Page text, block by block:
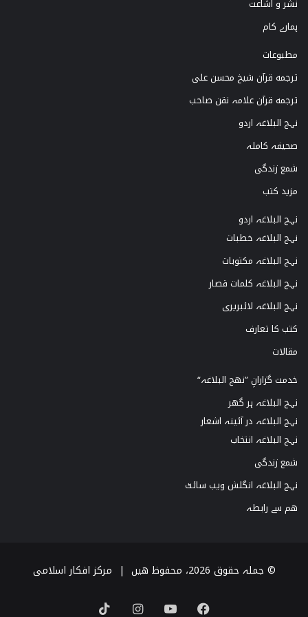
نشر و اشاعت
ہمارے کام
مطبوعات
ترجمه قرآن شیخ محسن علی
ترجمه قرآن علامہ نقن صاحب
نہج البلاغہ اردو
صحیفہ کاملہ
شمع زندگی
مزید کتب
نہج البلاغہ اردو
نہج البلاغہ خطبات
نہج البلاغہ مکتوبات
نہج البلاغہ کلمات قصار
نہج البلاغہ لائبریری
کتب کا تعارف
مقالات
خدمت گزارانِ ”نھج البلاغہ“
نہج البلاغہ ہر گھر
نہج البلاغہ در آئینہ اشعار
نہج البلاغہ انتخاب
شمع زندگی
نہج البلاغہ انگلش ویب سائٹ
ھم سے رابطہ
© جملہ حقوق 2026، محفوظ ھیں | مرکز افکار اسلامی
Facebook
YouTube
Instagram